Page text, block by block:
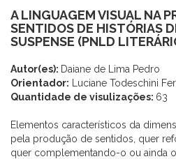
A LINGUAGEM VISUAL NA
SENTIDOS DE HISTÓRIAS
SUSPENSE (PNLD
Autor(es): Daiane de Lima Pedro
Orientador: Luciane Todeschini
Quantidade de visulizações: 63
Elementos característicos da
pela produção de sentidos, quer
quer complementando-o ou ainda